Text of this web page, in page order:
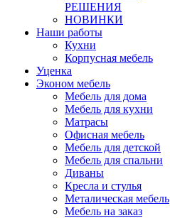
РЕШЕНИЯ
НОВИНКИ
Наши работы
Кухни
Корпусная мебель
Уценка
Эконом мебель
Мебель для дома
Мебель для кухни
Матрасы
Офисная мебель
Мебель для детской
Мебель для спальни
Диваны
Кресла и стулья
Металическая мебель
Мебель на заказ